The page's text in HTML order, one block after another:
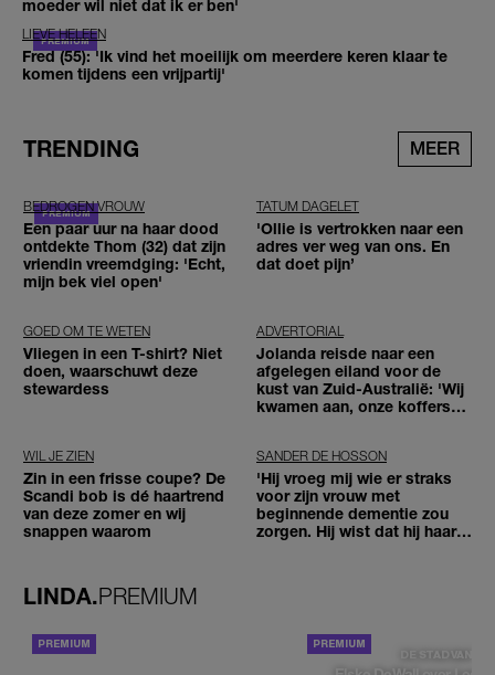
moeder wil niet dat ik er ben'
LIEVE HELEEN
Fred (55): 'Ik vind het moeilijk om meerdere keren klaar te
komen tijdens een vrijpartij'
TRENDING MEER
BEDROGEN VROUW
Een paar uur na haar dood
ontdekte Thom (32) dat zijn
vriendin vreemdging: 'Echt,
mijn bek viel open'
TATUM DAGELET
'Ollie is vertrokken naar een
adres ver weg van ons. En
dat doet pijn’
GOED OM TE WETEN
Vliegen in een T-shirt? Niet
doen, waarschuwt deze
stewardess
ADVERTORIAL
Jolanda reisde naar een
afgelegen eiland voor de
kust van Zuid-Australië: 'Wij
kwamen aan, onze koffers
WIL JE ZIEN
Zin in een frisse coupe? De
Scandi bob is dé haartrend
van deze zomer en wij
snappen waarom
SANDER DE HOSSON
'Hij vroeg mij wie er straks
voor zijn vrouw met
beginnende dementie zou
zorgen. Hij wist dat hij haar
LINDA.PREMIUM
DE STAD VAN